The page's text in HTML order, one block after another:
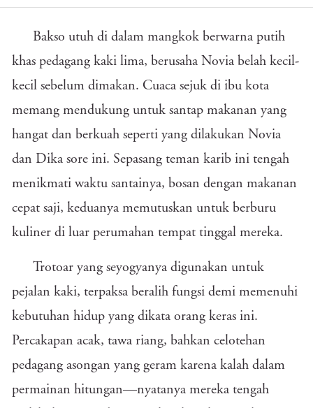
Bakso utuh di dalam mangkok berwarna putih
khas pedagang kaki lima, berusaha Novia belah kecil-
kecil sebelum dimakan. Cuaca sejuk di ibu kota
memang mendukung untuk santap makanan yang
hangat dan berkuah seperti yang dilakukan Novia
dan Dika sore ini. Sepasang teman karib ini tengah
menikmati waktu santainya, bosan dengan makanan
cepat saji, keduanya memutuskan untuk berburu
kuliner di luar perumahan tempat tinggal mereka.
Trotoar yang seyogyanya digunakan untuk
pejalan kaki, terpaksa beralih fungsi demi memenuhi
kebutuhan hidup yang dikata orang keras ini.
Percakapan acak, tawa riang, bahkan celotehan
pedagang asongan yang geram karena kalah dalam
permainan hitungan—nyatanya mereka tengah